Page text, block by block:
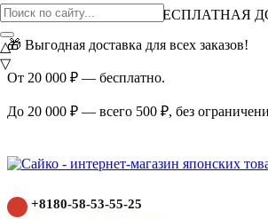
ВНИМАНИЕ АКЦИЯ!
БЕСПЛАТНАЯ
🎁 Выгодная доставка для всех заказов!
От 20 000 ₽ — бесплатно.
До 20 000 ₽ — всего 500 ₽, без
+8180-58-53-55-25
△
▽